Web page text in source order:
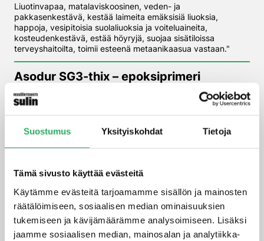
Suostumus Yksityiskohdat Tietoja
Tämä sivusto käyttää evästeitä
Käytämme evästeitä tarjoamamme sisällön ja mainosten
räätälöimiseen, sosiaalisen median ominaisuuksien
tukemiseen ja kävijämäärämme analysoimiseen. Lisäksi
jaamme sosiaalisen median, mainosalan ja analytiikka-
Liuotinvapaa, matalaviskoosinen, veden- ja
pakkasenkestävä, kestää laimeita emäksisiä liuoksia,
happoja, vesipitoisia suolaliuoksia ja voiteluaineita,
kosteudenkestävä, estää höyryjä, suojaa sisätiloissa
terveyshaitoilta, toimii esteenä metaanikaasua vastaan."
Asodur SG3-thix – epoksiprimeri
Liuotinaineeton epoksirisiinipohjuste, joka voidaan levittää
betonipinnalle telaamalla tai ilmattomalla
korkeapaineruiskulla. 1-komponenttinen, harmaa pohjuste,
josta ei irtoa haihtuvia orgaanisia yhdisteitä (VOC). Voidaan
käyttää uima-altaiden lisäksi voimakkaalle kosteudelle
altistuvissa tiloissa mm. teollisuudessa ja terveydenhuollossa.
ASODUR-EV200 – suorituskykyinen
epoksihartsilaasti
ASODUR-EV200 on valuva ja suorituskykyinen
epoksihartsilaasti kovaankin kulutukseen ja rasitukseen.
Tuotteella on 5 barin vedenpainekesto, korkea puristus- ja
taivutuslujuus ja sillä voidaan tehdä jopa 200 mm kerroksia.